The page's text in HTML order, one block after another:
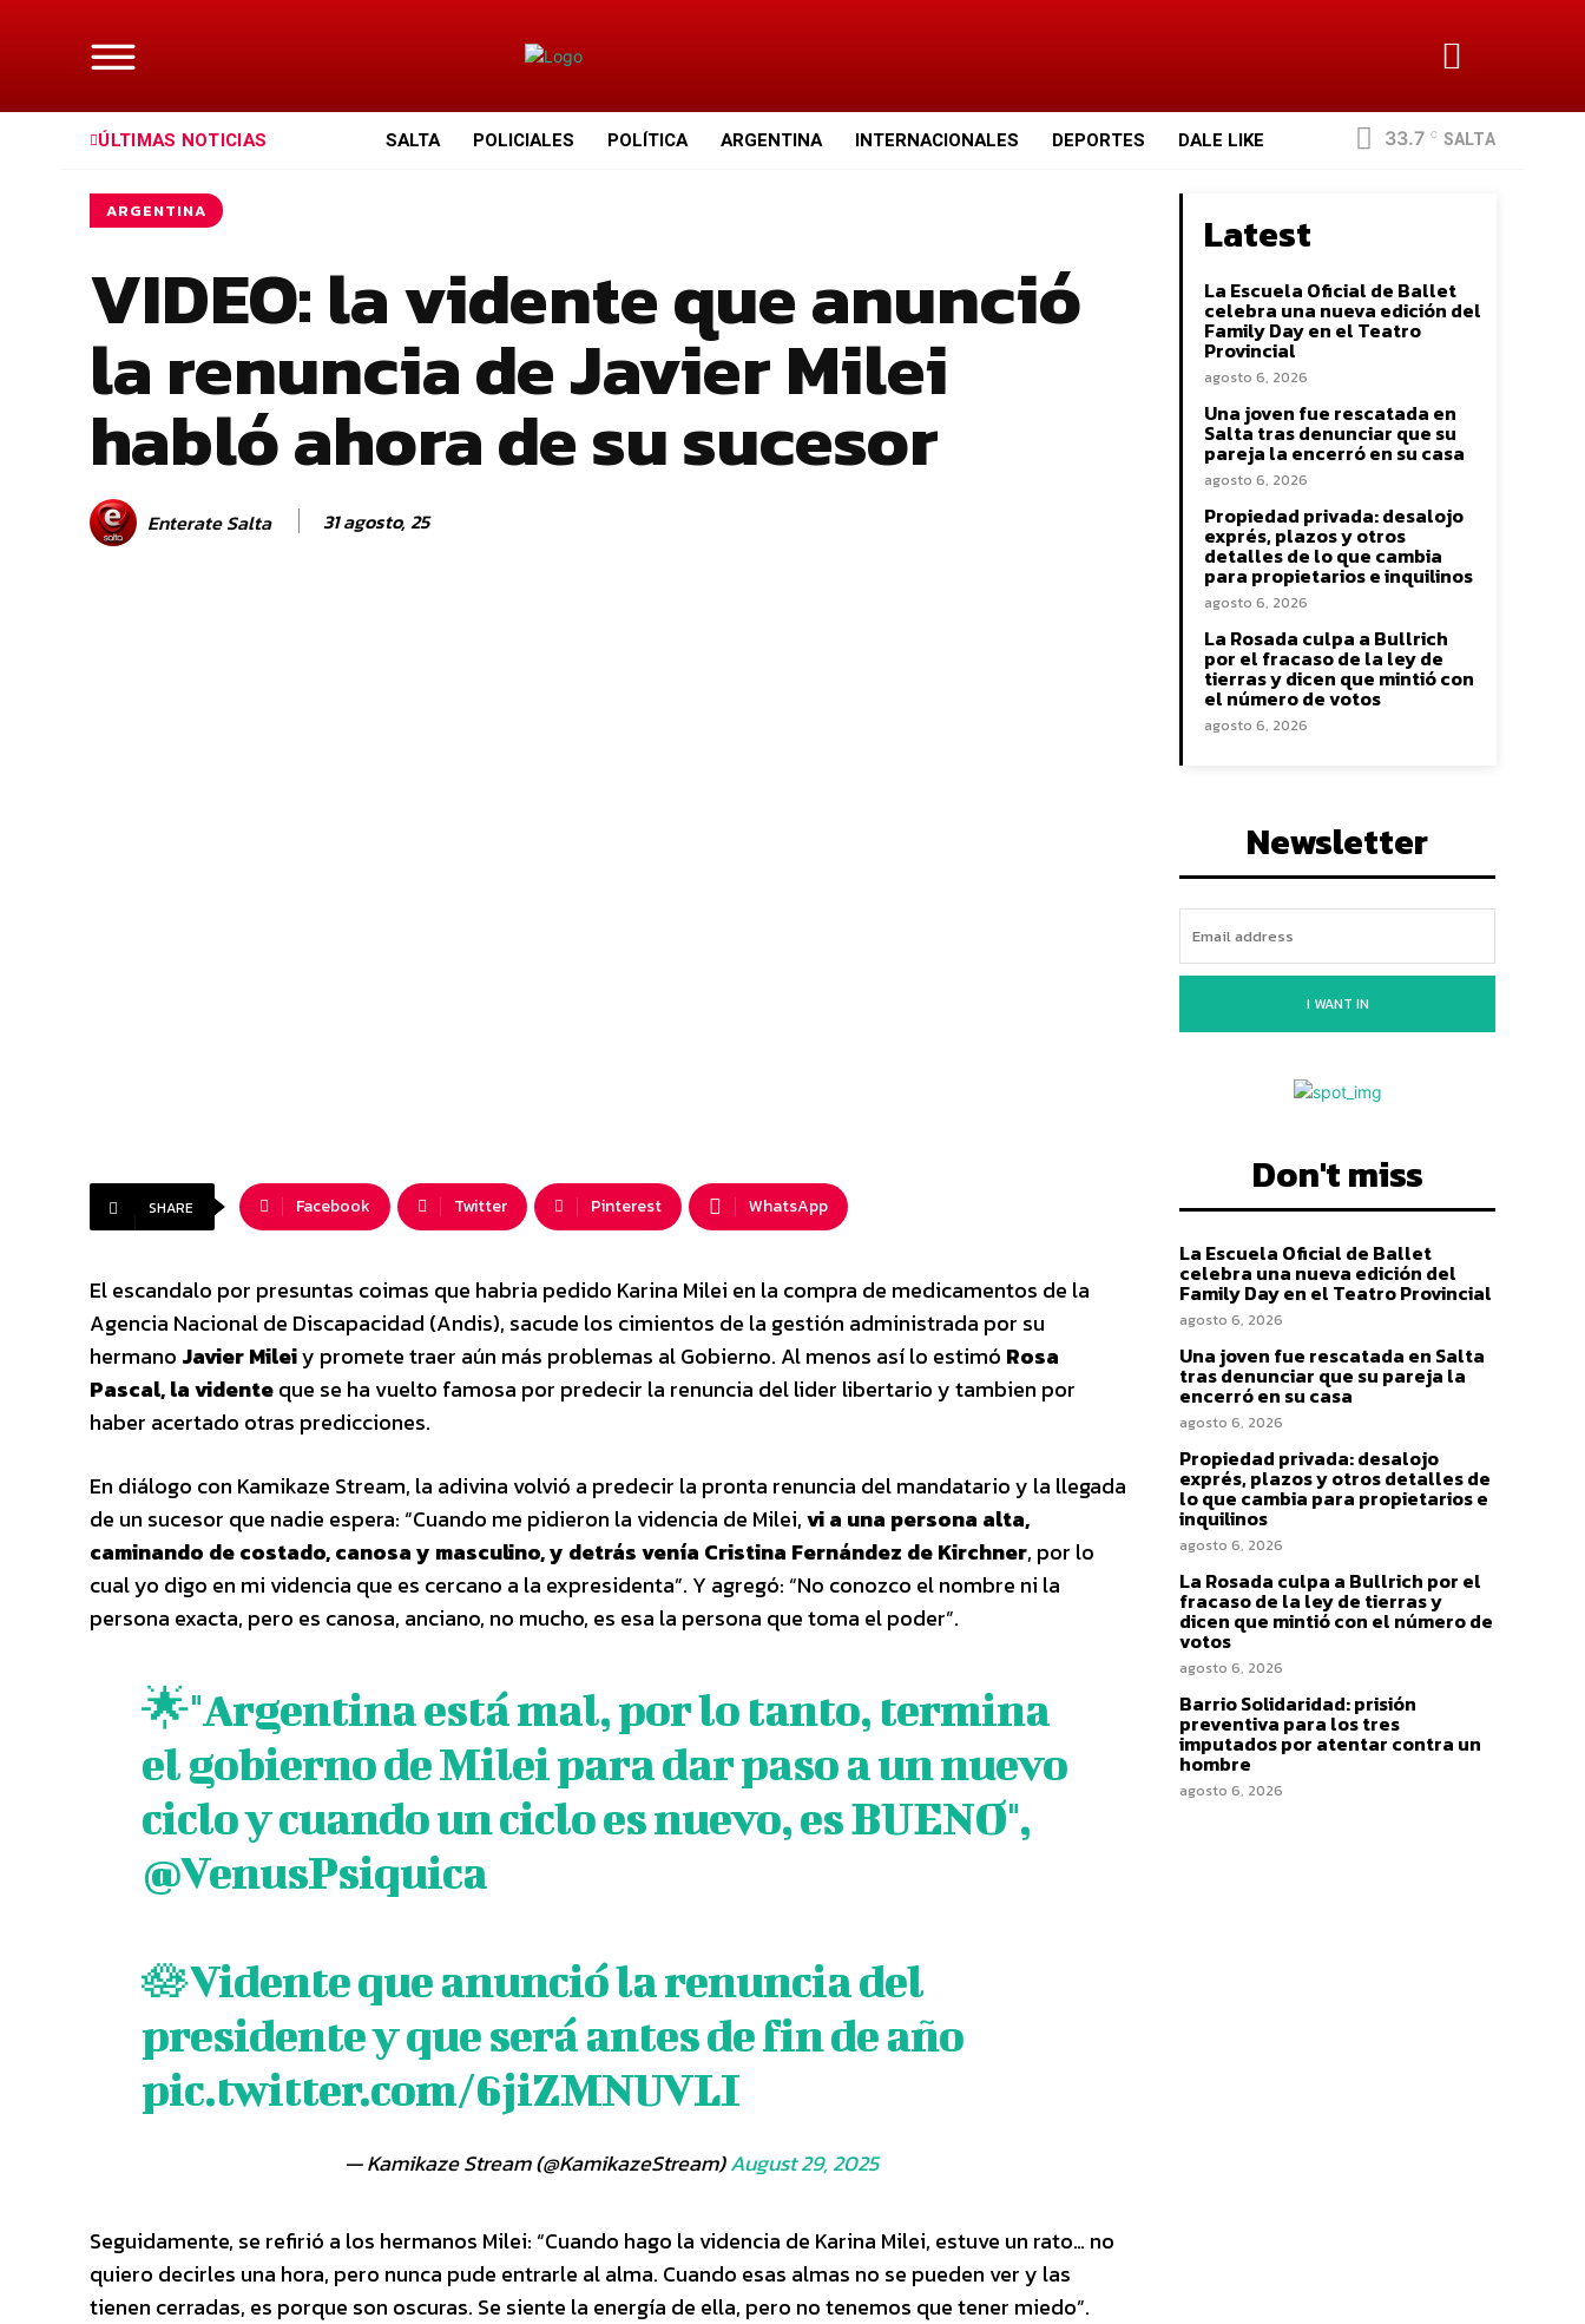
ÚLTIMAS NOTICIAS SALTA POLICIALES POLÍTICA ARGENTINA INTERNACIONALES DEPORTES DALE LIKE 33.7 C SALTA
ARGENTINA
VIDEO: la vidente que anunció
la renuncia de Javier Milei
habló ahora de su sucesor
Enterate Salta 31 agosto, 25
SHARE Facebook Twitter Pinterest WhatsApp
El escandalo por presuntas coimas que habria pedido Karina Milei en la compra de medicamentos de la
Agencia Nacional de Discapacidad (Andis), sacude los cimientos de la gestión administrada por su
hermano Javier Mileiy promete traer aún más problemas al Gobierno. Al menos así lo estimó Rosa
Pascal, la videnteque se ha vuelto famosa por predecir la renuncia del lider libertario y tambien por
haber acertado otras predicciones.
En diálogo con Kamikaze Stream, la adivina volvió a predecir la pronta renuncia del mandatario y la llegada
de un sucesor que nadie espera: “Cuando me pidieron la videncia de Milei,vi a una persona alta,
caminando de costado, canosa y masculino, y detrás venía Cristina Fernández de Kirchner, por lo
cual yo digo en mi videncia que es cercano a la expresidenta”. Y agregó: “No conozco el nombre ni la
persona exacta, pero es canosa, anciano, no mucho, es esa la persona que toma el poder”.
🌟"Argentina está mal, por lo tanto, termina
el gobierno de Milei para dar paso a un nuevo
ciclo y cuando un ciclo es nuevo, es BUENO",
@VenusPsiquica
🪷Vidente que anunció la renuncia del
presidente y que será antes de fin de año
pic.twitter.com/6jiZMNUVLI
— Kamikaze Stream (@KamikazeStream)August 29, 2025
Seguidamente, se refirió a los hermanos Milei: “Cuando hago la videncia de Karina Milei, estuve un rato… no
quiero decirles una hora, pero nunca pude entrarle al alma. Cuando esas almas no se pueden ver y las
tienen cerradas, es porque son oscuras. Se siente la energía de ella, pero no tenemos que tener miedo”.
Latest
La Escuela Oficial de Ballet
celebra una nueva edición del
Family Day en el Teatro
Provincial
agosto 6, 2026
Una joven fue rescatada en
Salta tras denunciar que su
pareja la encerró en su casa
agosto 6, 2026
Propiedad privada: desalojo
exprés, plazos y otros
detalles de lo que cambia
para propietarios e inquilinos
agosto 6, 2026
La Rosada culpa a Bullrich
por el fracaso de la ley de
tierras y dicen que mintió con
el número de votos
agosto 6, 2026
Newsletter
I WANT IN
Don't miss
La Escuela Oficial de Ballet
celebra una nueva edición del
Family Day en el Teatro Provincial
agosto 6, 2026
Una joven fue rescatada en Salta
tras denunciar que su pareja la
encerró en su casa
agosto 6, 2026
Propiedad privada: desalojo
exprés, plazos y otros detalles de
lo que cambia para propietarios e
inquilinos
agosto 6, 2026
La Rosada culpa a Bullrich por el
fracaso de la ley de tierras y
dicen que mintió con el número de
votos
agosto 6, 2026
Barrio Solidaridad: prisión
preventiva para los tres
imputados por atentar contra un
hombre
agosto 6, 2026